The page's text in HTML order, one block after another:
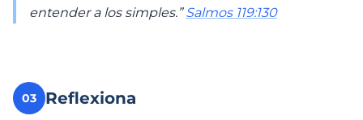
entender a los simples.” ‭Salmos 119:130
03 Reflexiona